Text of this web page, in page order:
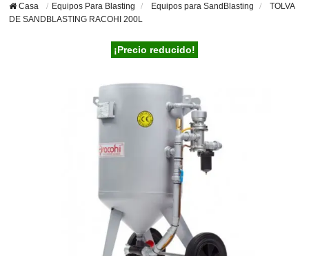
Casa Equipos Para Blasting > Equipos para SandBlasting >
TOLVA
DE SANDBLASTING RACOHI 200L
¡Precio reducido!